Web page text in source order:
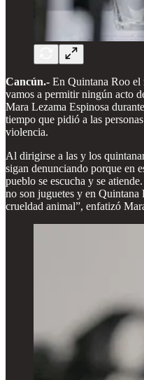
Cancún.- En Quintana Roo el
vamos a permitir ningún acto
Mara Lezama Espinosa
tiempo que pidió a las
violencia.
Al dirigirse a las y los
sigan denunciando porque en
pueblo se escucha y se
no son juguetes y en
crueldad animal”, enfatizó